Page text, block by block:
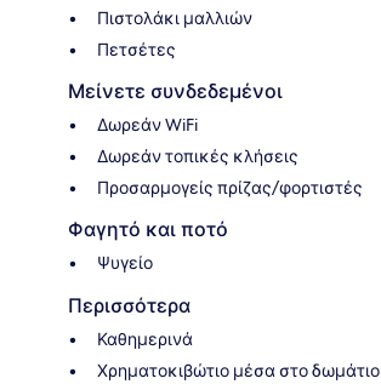
Πιστολάκι μαλλιών
Πετσέτες
Μείνετε συνδεδεμένοι
Δωρεάν WiFi
Δωρεάν τοπικές κλήσεις
Προσαρμογείς πρίζας/φορτιστές
Φαγητό και ποτό
Ψυγείο
Περισσότερα
Καθημερινά
Χρηματοκιβώτιο μέσα στο δωμάτιο